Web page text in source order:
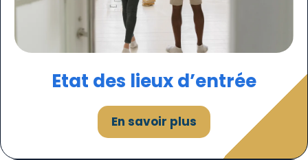
Etat des lieux d’entrée
En savoir plus